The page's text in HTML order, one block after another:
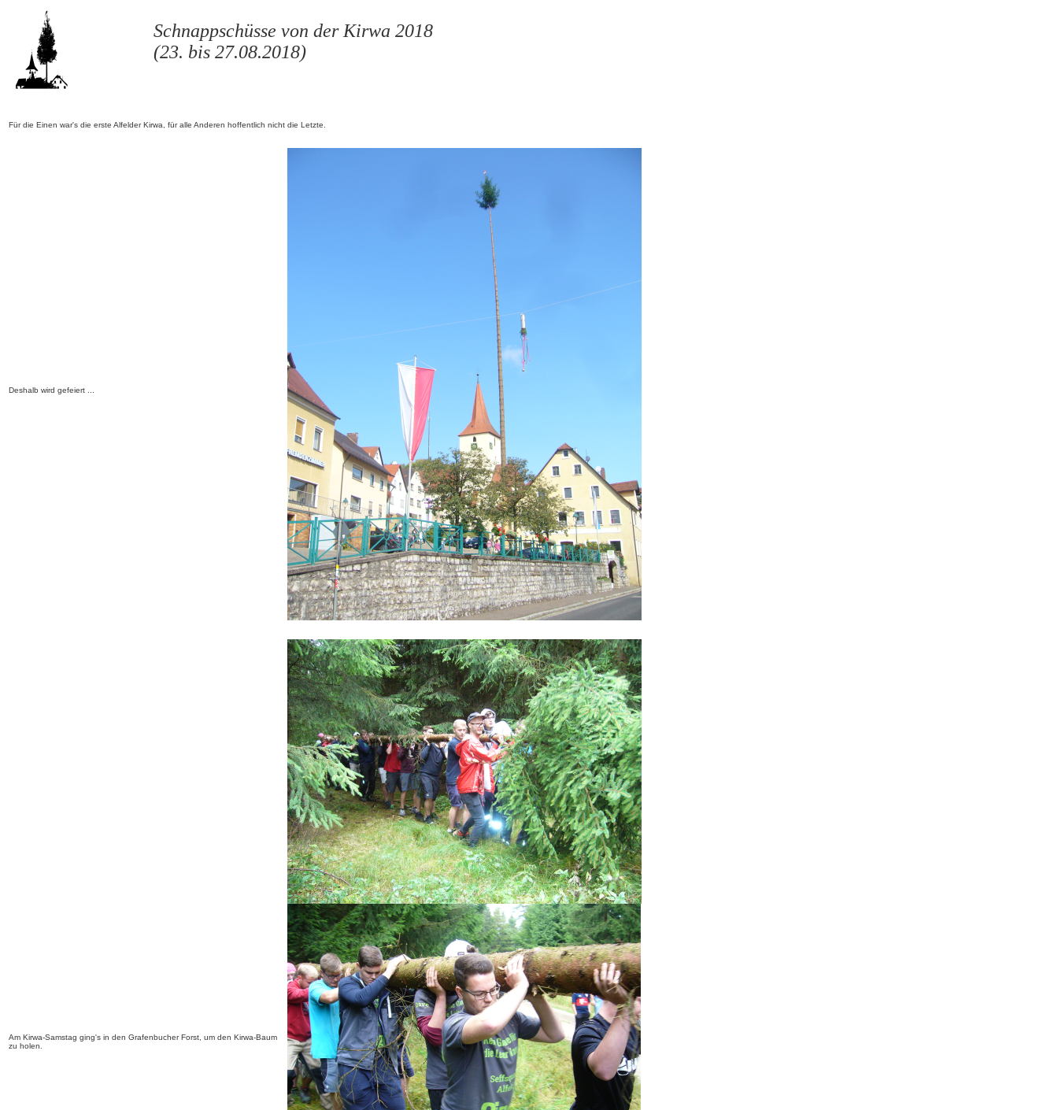
Schnappschüsse von der Kirwa 2018
(23. bis 27.08.2018)
Für die Einen war's die erste Alfelder Kirwa, für alle Anderen hoffentlich nicht die Letzte.
Deshalb wird gefeiert ...
Am Kirwa-Samstag ging's in den Grafenbucher Forst, um den Kirwa-Baum
zu holen.